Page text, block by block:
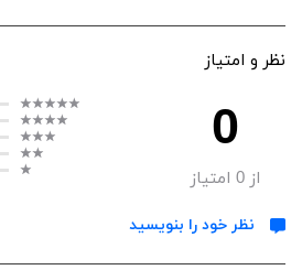
نظر و امتیاز
0
از0 امتیاز
نظر خود را بنویسید